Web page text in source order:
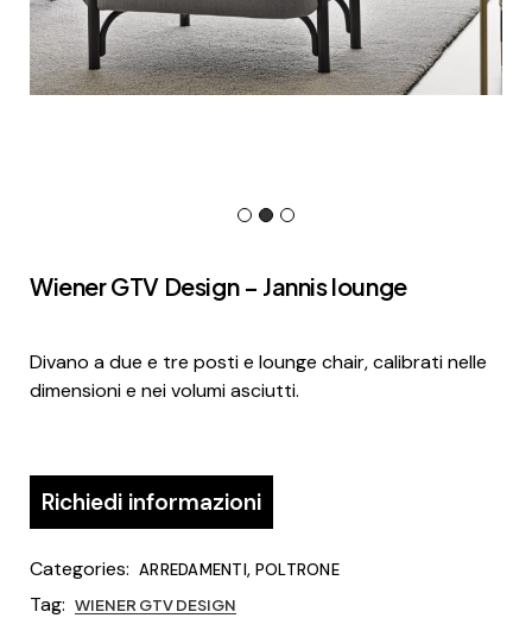
Wiener GTV Design – Jannis lounge
Divano a due e tre posti e lounge chair, calibrati nelle
dimensioni e nei volumi asciutti.
Richiedi informazioni
Categories: ARREDAMENTI, POLTRONE
Tag: WIENER GTV DESIGN